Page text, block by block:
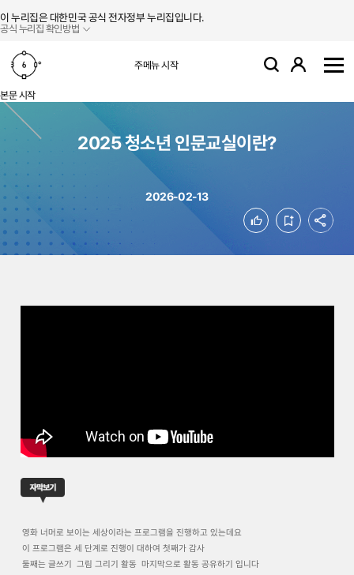
이 누리집은 대한민국 공식 전자정부 누리집입니다.
공식 누리집 확인방법
주메뉴 시작 검색 로그인
본문 시작
2025 청소년 인문교실이란?
2026-02-13
좋아요 북마크